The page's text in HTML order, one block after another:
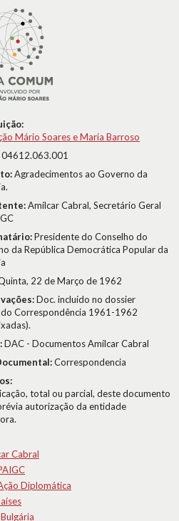
Mário Soares e Maria Barroso
04612.063.001
Agradecimentos ao Governo da
Amílcar Cabral, Secretário Geral
Presidente do Conselho do
da República Democrática Popular da
22 de Março de 1962
Doc. incluído no dossier
Correspondência 1961-1962
DAC - Documentos Amílcar Cabral
Correspondencia
total ou parcial, deste documento
autorização da entidade
Cabral
Diplomática
Bulgária